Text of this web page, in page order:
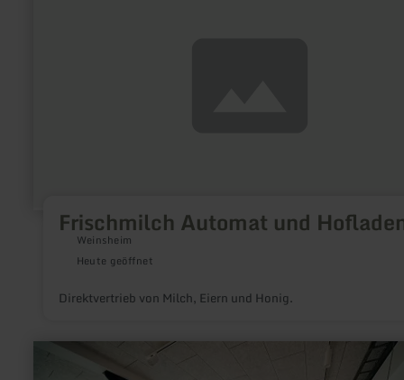
Frischmilch Automat und
Weinsheim
Heute geöffnet
Direktvertrieb von Milch, Eiern und Honig.